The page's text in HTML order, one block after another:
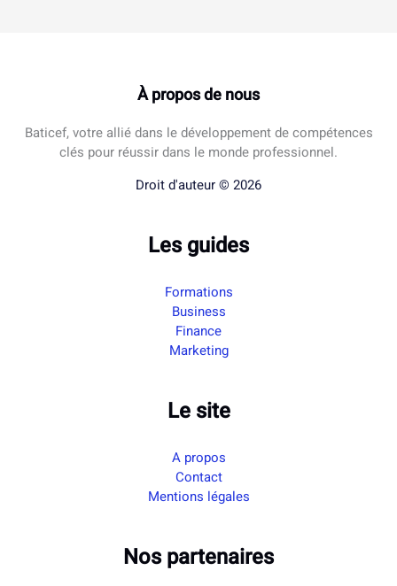
À propos de nous
Baticef, votre allié dans le développement de compétences
clés pour réussir dans le monde professionnel.
Droit d'auteur © 2026
Les guides
Formations
Business
Finance
Marketing
Le site
A propos
Contact
Mentions légales
Nos partenaires